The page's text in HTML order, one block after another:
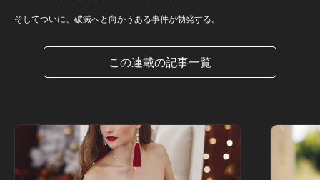
そしてついに、破滅へと向かうある事件が勃発する。
この連載の記事一覧